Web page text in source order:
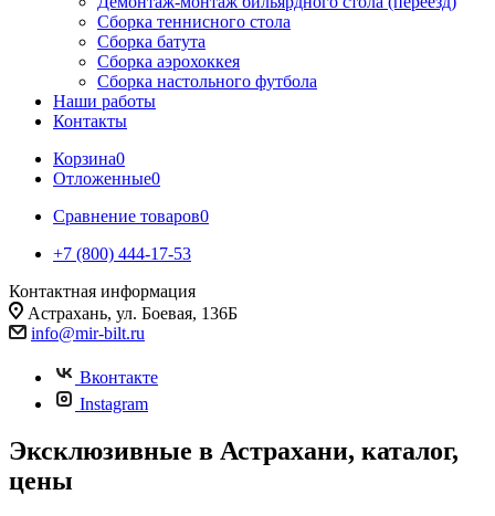
Сборка теннисного стола
Сборка батута
Сборка аэрохоккея
Сборка настольного футбола
Наши работы
Контакты
Корзина0
Отложенные0
Сравнение товаров0
+7 (800) 444-17-53
Контактная информация
Астрахань, ул. Боевая, 136Б
info@mir-bilt.ru
Вконтакте
Instagram
Эксклюзивные в Астрахани, каталог,
цены